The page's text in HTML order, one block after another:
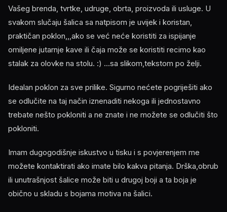
Vašeg brenda, tvrtke, udruge, obrta, proizvoda ili usluge. U
svakom slučaju šalica sa natpisom je uvijek i koristan,
praktičan poklon,,,ako se već neće koristiti za ispijanje
omiljene jutarnje kave ili čaja može se koristiti recimo kao
stalak za olovke na stolu. :) ...sa slikom,tekstom po želji.
Idealan poklon za sve prilike. Sigurno nećete pogriješiti ako
se odlučite na taj način iznenaditi nekoga ili jednostavno
trebate nešto pokloniti a ne znate i ne možete se odlučiti što
pokloniti.
Imam dugogodišnje iskustvo u tisku i s povjerenjem me
možete kontaktirati ako imate bilo kakva pitanja. Drška,obrub
ili unutrašnjost šalice može biti u drugoj boji a ta boja je
obično u skladu s bojama motiva na šalici.